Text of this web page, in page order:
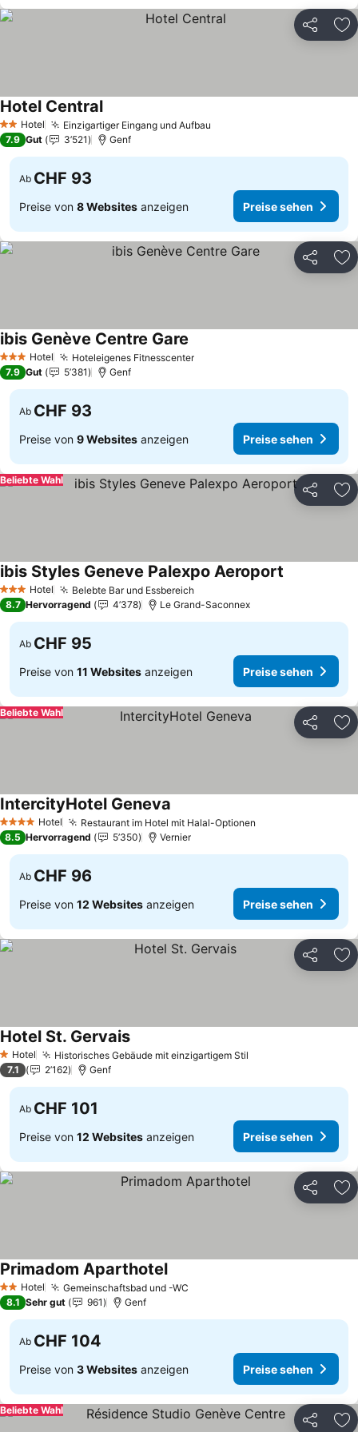
Teilen
2 Sterne
Hotel Einzigartiger Eingang und Aufbau
Hotel CentralPreise sehen
7.9 Gut 3’521 Genf
Ab CHF 93
Preise von 8 Websites anzeigen Preise sehen
Teilen
3 SterneHotel Hoteleigenes FitnesscenterPreise sehen
ibis Genève Centre Gare
7.9 Gut 5’381 Genf
Ab CHF 93
Preise von 9 Websites anzeigen Preise sehen
Teilen
Beliebte Wahl
3 SterneHotel Belebte Bar und EssbereichPreise sehen
ibis Styles Geneve Palexpo Aeroport
8.7 Hervorragend 4’378 Le Grand-Saconnex
Ab CHF 95
Preise von 11 Websites anzeigen Preise sehen
Teilen
Beliebte Wahl
4 Sterne Hotel Restaurant im Hotel mit Halal-Optionen
IntercityHotel Geneva
8.5 Hervorragend 5’350 Vernier
Ab CHF 96
Preise von 12 Websites anzeigen Preise sehen
Teilen
1 Sterne
Hotel Historisches Gebäude mit einzigartigem Stil
Hotel St. GervaisPreise sehen
7.1 2’162 Genf
Ab CHF 101
Preise von 12 Websites anzeigen Preise sehen
Teilen
2 Sterne
Hotel Gemeinschaftsbad und -WC
Primadom AparthotelPreise sehen
8.1 Sehr gut 961 Genf
Ab CHF 104
Preise von 3 Websites anzeigen Preise sehen
Teilen
Beliebte Wahl